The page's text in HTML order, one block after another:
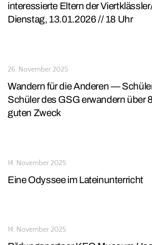
interessierte Eltern der
Dienstag, 13.01.2026 // 18 Uhr
26. November 2025
Wandern für die Anderen —
Schüler des GSG erwandern über
guten Zweck
14. November 2025
Eine Odyssee im Lateinunterricht
14. November 2025